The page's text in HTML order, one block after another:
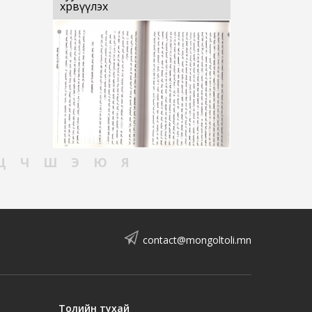
хөрвүүлэх
Ч Ш Э Ю Я
contact@mongoltoli.mn
Толийн тухай